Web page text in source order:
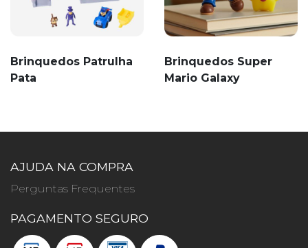
Brinquedos Patrulha
Pata
Brinquedos Super
Mario Galaxy
AJUDA NA COMPRA
Perguntas Frequentes
PAGAMENTO SEGURO